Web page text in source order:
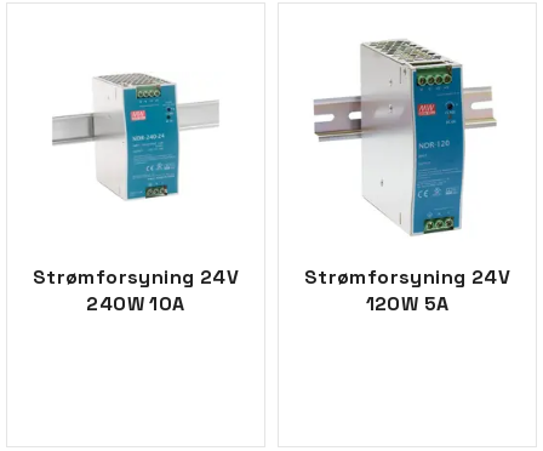
Strømforsyning 24V
240W 10A
Strømforsyning 24V
120W 5A